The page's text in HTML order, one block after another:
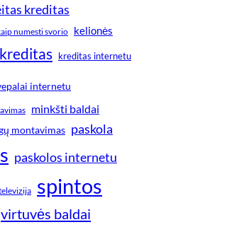
kreditas
numesti svorio kelionės
kreditas kreditas internetu
internetu
minkšti baldai
montavimas paskola
paskolos internetu
spintos
virtuvės baldai